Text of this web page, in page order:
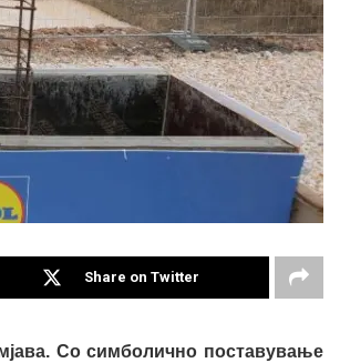
Share on Twitter
Со симболично поставување